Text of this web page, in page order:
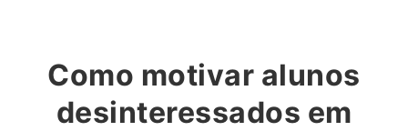
Como motivar alunos
desinteressados em